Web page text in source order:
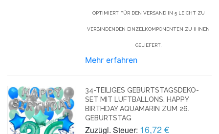
OPTIMIERT FÜR DEN VERSAND IN 5 LEICHT ZU
VERBINDENDEN EINZELKOMPONENTEN ZU IHNEN
GELIEFERT.
Mehr erfahren
34-TEILIGES GEBURTSTAGSDEKO-
SET MIT LUFTBALLONS, HAPPY
BIRTHDAY AQUAMARIN ZUM 26.
GEBURTSTAG
Zuzügl. Steuer: 16,72 €